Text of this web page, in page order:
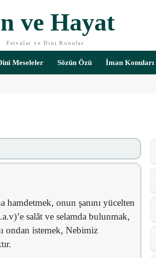
ve Hayat
Fetvalar ve Dini Konular
Meseleler Sözün Özü İman Konuları
hamdetmek, onun şanını yücelten
salât ve selamda bulunmak,
ondan istemek, Nebimiz